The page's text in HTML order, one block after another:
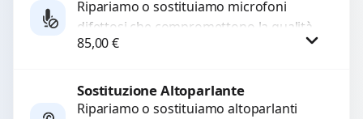
Ripariamo o sostituiamo microfoni
difettosi che compromettono la qualità
audio delle registrazioni o delle
di...
85,00€
Procedi
Sostituzione Altoparlante
Ripariamo o sostituiamo altoparlanti